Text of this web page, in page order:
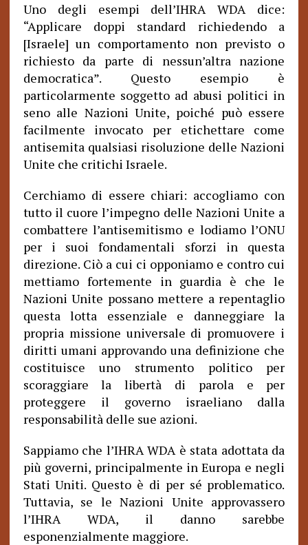
Uno degli esempi dell’IHRA WDA dice:
“Applicare doppi standard richiedendo a
[Israele] un comportamento non previsto o
richiesto da parte di nessun’altra nazione
democratica”. Questo esempio è
particolarmente soggetto ad abusi politici in
seno alle Nazioni Unite, poiché può essere
facilmente invocato per etichettare come
antisemita qualsiasi risoluzione delle Nazioni
Unite che critichi Israele.
Cerchiamo di essere chiari: accogliamo con
tutto il cuore l’impegno delle Nazioni Unite a
combattere l’antisemitismo e lodiamo l’ONU
per i suoi fondamentali sforzi in questa
direzione. Ciò a cui ci opponiamo e contro cui
mettiamo fortemente in guardia è che le
Nazioni Unite possano mettere a repentaglio
questa lotta essenziale e danneggiare la
propria missione universale di promuovere i
diritti umani approvando una definizione che
costituisce uno strumento politico per
scoraggiare la libertà di parola e per
proteggere il governo israeliano dalla
responsabilità delle sue azioni.
Sappiamo che l’IHRA WDA è stata adottata da
più governi, principalmente in Europa e negli
Stati Uniti. Questo è di per sé problematico.
Tuttavia, se le Nazioni Unite approvassero
l’IHRA WDA, il danno sarebbe
esponenzialmente maggiore.